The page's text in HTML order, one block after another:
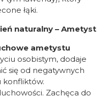
łąki.
naturalny – Ametyst
ametystu
osobistym, dodaje
się od negatywnych
konfliktów.
Zachęca do